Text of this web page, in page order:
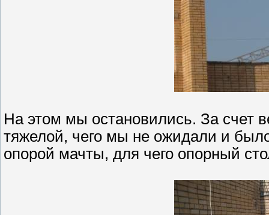
На этом мы остановились. За счет
тяжелой, чего мы не ожидали и
опорой мачты, для чего опорный